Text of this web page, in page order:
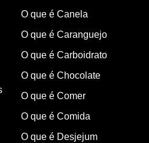
O que é Canela
O que é Caranguejo
O que é Carboidrato
O que é Chocolate
O que é Comer
O que é Comida
O que é Desjejum